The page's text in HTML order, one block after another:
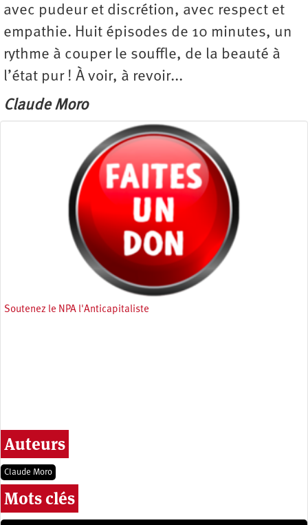
avec pudeur et discrétion, avec respect et
empathie. Huit épisodes de 10 minutes, un
rythme à couper le souffle, de la beauté à
l’état pur ! À voir, à revoir...
Claude Moro
Soutenez le NPA l'Anticapitaliste
Auteurs
Claude Moro
Mots clés